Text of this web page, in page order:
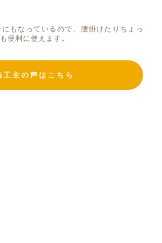
もなっているので、腰掛けたりちょっ
便利に使えます。
工主の声はこちら